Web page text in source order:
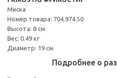
Миска
Номер товара: 704.974.50
Высота: 8 см
Вес: 0.49 кг
Диаметр: 19 см
Подробнее о